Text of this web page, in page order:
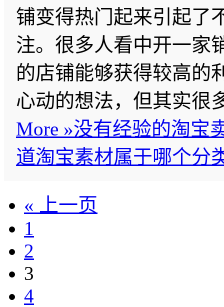
铺变得热门起来引起了
注。很多人看中开一家
的店铺能够获得较高的
心动的想法，但其实
More »没有经验的淘宝
道淘宝素材属于哪个分
« 上一页
1
2
3
4